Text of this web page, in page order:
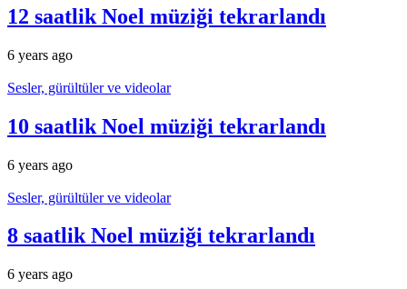
12 saatlik Noel müziği tekrarlandı
6 years ago
Sesler, gürültüler ve videolar
10 saatlik Noel müziği tekrarlandı
6 years ago
Sesler, gürültüler ve videolar
8 saatlik Noel müziği tekrarlandı
6 years ago